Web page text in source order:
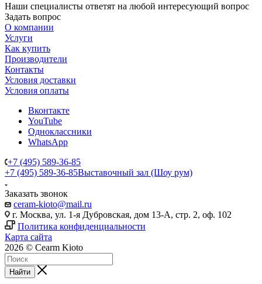
Наши специалисты ответят на любой интересующий вопрос
Задать вопрос
О компании
Услуги
Как купить
Производители
Контакты
Условия доставки
Условия оплаты
Вконтакте
YouTube
Одноклассники
WhatsApp
+7 (495) 589-36-85
+7 (495) 589-36-85Выставочный зал (Шоу рум)
Заказать звонок
ceram-kioto@mail.ru
г. Москва, ул. 1-я Дубровская, дом 13-А, стр. 2, оф. 102
Политика конфиденциальности
Карта сайта
2026 © Cearm Kioto
Найти